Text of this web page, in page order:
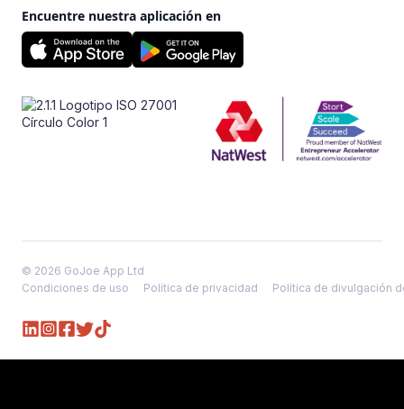
Encuentre nuestra aplicación en
© 2026 GoJoe App Ltd
Condiciones de uso
Política de privacidad Política de divulgación